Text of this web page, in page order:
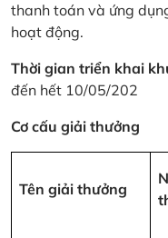
thanh toán và ứng
hoạt động.
Thời gian triển khai
đến hết 10/05/202
Cơ cấu giải thưởng
Tên giải thưởng